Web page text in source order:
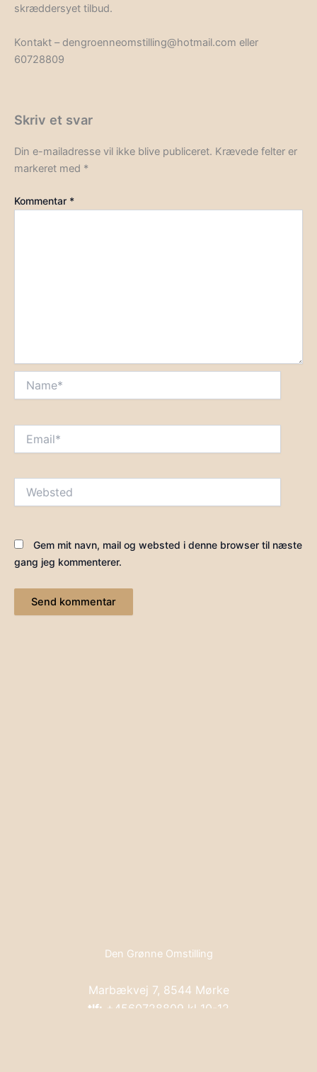
skræddersyet tilbud.
Kontakt – dengroenneomstilling@hotmail.com eller
60728809
Skriv et svar
Din e-mailadresse vil ikke blive publiceret. Krævede felter er
markeret med *
Kommentar *
Gem mit navn, mail og websted i denne browser til næste
gang jeg kommenterer.
Den Grønne Omstilling
Marbækvej 7, 8544 Mørke
tlf: +4560728809 kl 10-12